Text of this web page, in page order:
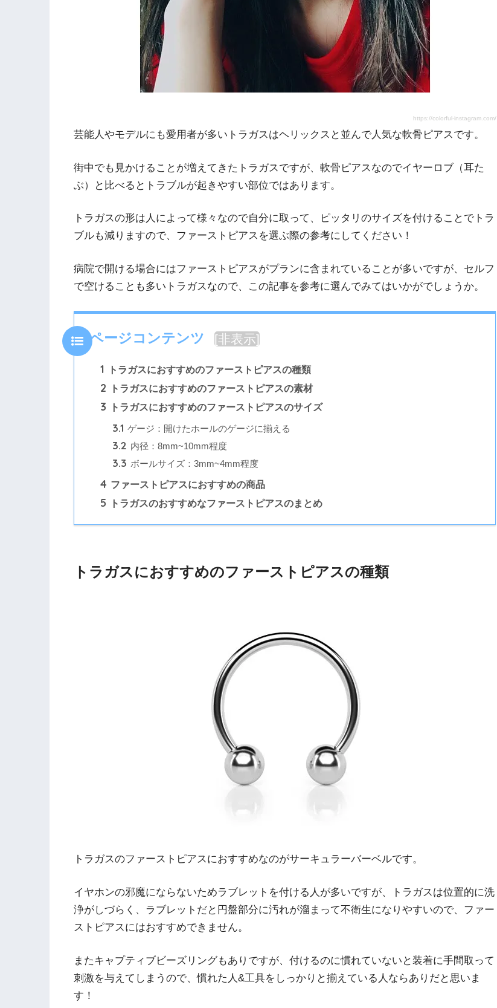
https://colorful-instagram.com/
芸能人やモデルにも愛用者が多いトラガスはヘリックスと並んで人気な軟骨ピアスです。
街中でも見かけることが増えてきたトラガスですが、軟骨ピアスなのでイヤーロブ（耳た
ぶ）と比べるとトラブルが起きやすい部位ではあります。
トラガスの形は人によって様々なので自分に取って、ピッタリのサイズを付けることでトラ
ブルも減りますので、ファーストピアスを選ぶ際の参考にしてください！
病院で開ける場合にはファーストピアスがプランに含まれていることが多いですが、セルフ
で空けることも多いトラガスなので、この記事を参考に選んでみてはいかがでしょうか。
ページコンテンツ [非表示]
1 トラガスにおすすめのファーストピアスの種類
2 トラガスにおすすめのファーストピアスの素材
3 トラガスにおすすめのファーストピアスのサイズ
3.1 ゲージ：開けたホールのゲージに揃える
3.2 内径：8mm~10mm程度
3.3 ボールサイズ：3mm~4mm程度
4 ファーストピアスにおすすめの商品
5 トラガスのおすすめなファーストピアスのまとめ
トラガスにおすすめのファーストピアスの種類
トラガスのファーストピアスにおすすめなのがサーキュラーバーベルです。
イヤホンの邪魔にならないためラブレットを付ける人が多いですが、トラガスは位置的に洗
浄がしづらく、ラブレットだと円盤部分に汚れが溜まって不衛生になりやすいので、ファー
ストピアスにはおすすめできません。
またキャプティブビーズリングもありですが、付けるのに慣れていないと装着に手間取って
刺激を与えてしまうので、慣れた人&工具をしっかりと揃えている人ならありだと思いま
す！